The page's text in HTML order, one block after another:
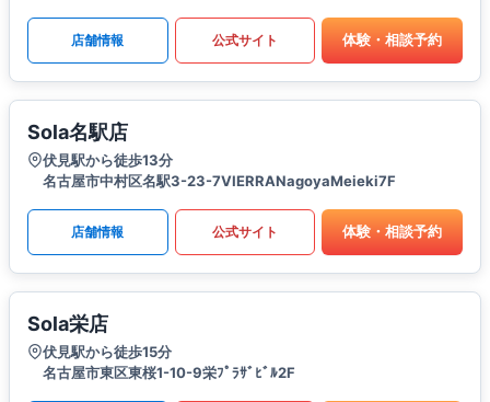
店舗情報 公式サイト 体験・相談予約
Sola名駅店
伏見駅から徒歩13分
名古屋市中村区名駅3-23-7VIERRANagoyaMeieki7F
店舗情報 公式サイト 体験・相談予約
Sola栄店
伏見駅から徒歩15分
名古屋市東区東桜1-10-9栄ﾌﾟﾗｻﾞﾋﾞﾙ2F